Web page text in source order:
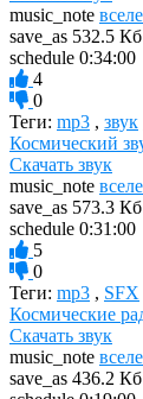
music_note
save_as 532.5 Кб
schedule 0:34:00
4
0
Теги: mp3 , звук
Космический
Скачать звук
music_note
save_as 573.3 Кб
schedule 0:31:00
5
0
Теги: mp3 , SFX
Космические
Скачать звук
music_note
save_as 436.2 Кб